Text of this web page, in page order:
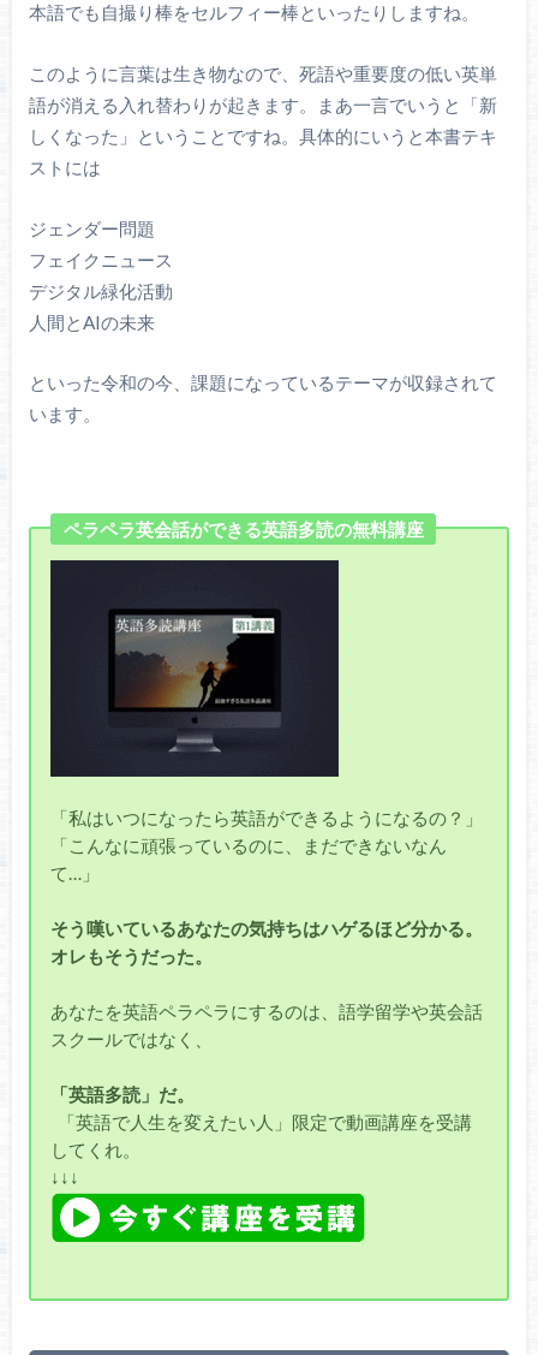
本語でも自撮り棒をセルフィー棒といったりしますね。
このように言葉は生き物なので、死語や重要度の低い英単
語が消える入れ替わりが起きます。まあ一言でいうと「新
しくなった」ということですね。具体的にいうと本書テキ
ストには
ジェンダー問題
フェイクニュース
デジタル緑化活動
人間とAIの未来
といった令和の今、課題になっているテーマが収録されて
います。
ペラペラ英会話ができる英語多読の無料講座
「私はいつになったら英語ができるようになるの？」
「こんなに頑張っているのに、まだできないなん
て…」
そう嘆いているあなたの気持ちはハゲるほど分かる。
オレもそうだった。
あなたを英語ペラペラにするのは、語学留学や英会話
スクールではなく、
「英語多読」だ。
「英語で人生を変えたい人」限定で動画講座を受講
してくれ。
↓↓↓